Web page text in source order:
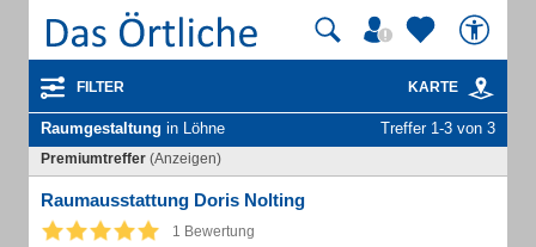
FILTER KARTE
Raumgestaltung in Löhne Treffer 1-3 von 3
Premiumtreffer (Anzeigen)
Raumausstattung Doris Nolting
1 Bewertung